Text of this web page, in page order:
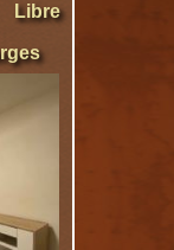
Libre